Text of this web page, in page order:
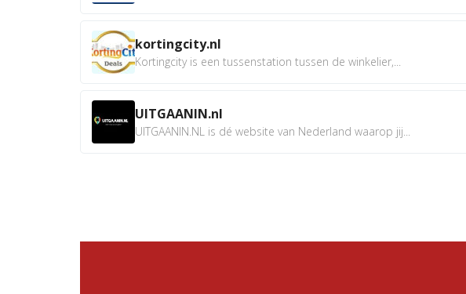
kortingcity.nl
Kortingcity is een tussenstation tussen de winkelier,...
UITGAANIN.nl
UITGAANIN.NL is dé website van Nederland waarop jij...